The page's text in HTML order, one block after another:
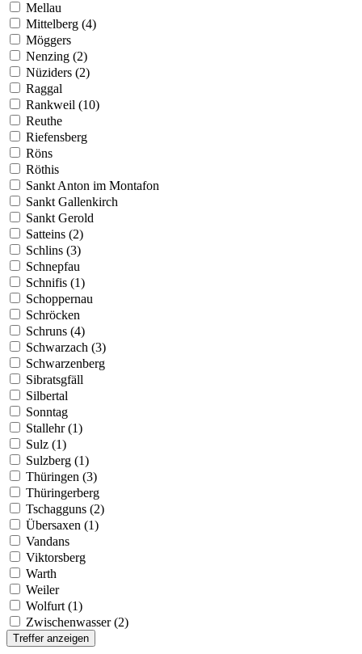
Mellau
Mittelberg (4)
Möggers
Nenzing (2)
Nüziders (2)
Raggal
Rankweil (10)
Reuthe
Riefensberg
Röns
Röthis
Sankt Anton im Montafon
Sankt Gallenkirch
Sankt Gerold
Satteins (2)
Schlins (3)
Schnepfau
Schnifis (1)
Schoppernau
Schröcken
Schruns (4)
Schwarzach (3)
Schwarzenberg
Sibratsgfäll
Silbertal
Sonntag
Stallehr (1)
Sulz (1)
Sulzberg (1)
Thüringen (3)
Thüringerberg
Tschagguns (2)
Übersaxen (1)
Vandans
Viktorsberg
Warth
Weiler
Wolfurt (1)
Zwischenwasser (2)
Treffer anzeigen